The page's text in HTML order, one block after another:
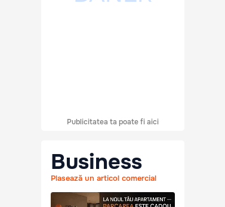
Publicitatea ta poate fi aici
Business
Plasează un articol comercial